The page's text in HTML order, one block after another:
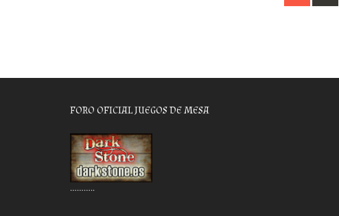
FORO OFICIAL JUEGOS DE MESA
………..